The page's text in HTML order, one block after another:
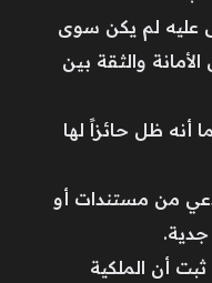
عليه لم يكن سوى
والثقة بين
أنه ظل حائزاً لها
من مستندات أو
جدية.
أن الملكية